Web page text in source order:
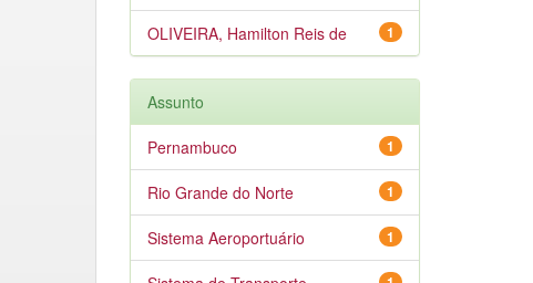
1
OLIVEIRA, Hamilton Reis de
Assunto
1
Pernambuco
1
Rio Grande do Norte
1
Sistema Aeroportuário